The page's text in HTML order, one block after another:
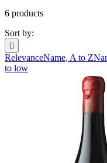
6 products
Sort by:

RelevanceName, A to Z
to low